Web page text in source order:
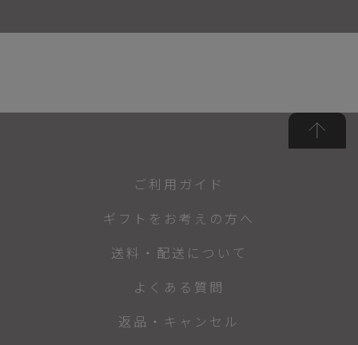
ご利用ガイド
ギフトをお考えの方へ
送料・配送について
よくある質問
返品・キャンセル